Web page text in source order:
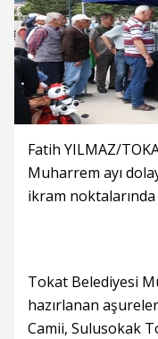
Fatih YILMAZ/
Muharrem ayı
ikram noktalarında
Tokat Belediyesi
hazırlanan
Camii, Sulusokak